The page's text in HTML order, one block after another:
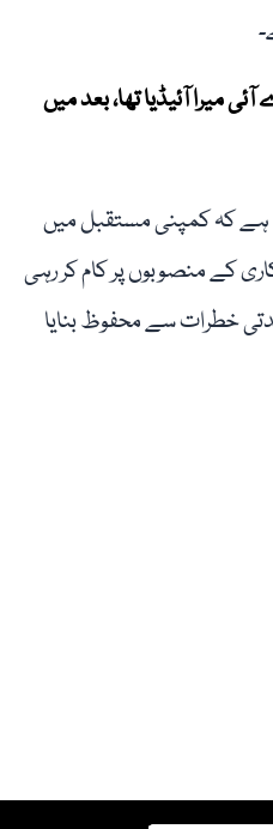
میرا آئیڈیا تھا، بعد میں
ہے کہ کمپنی مستقبل میں
کے منصوبوں پر کام کر رہی
خطرات سے محفوظ بنایا